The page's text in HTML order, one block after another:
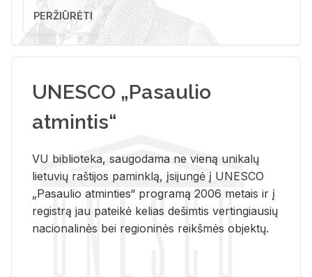
PERŽIŪRĖTI
UNESCO „Pasaulio
atmintis“
VU biblioteka, saugodama ne vieną unikalų
lietuvių raštijos paminklą, įsijungė į UNESCO
„Pasaulio atminties“ programą 2006 metais ir į
registrą jau pateikė kelias dešimtis vertingiausių
nacionalinės bei regioninės reikšmės objektų.